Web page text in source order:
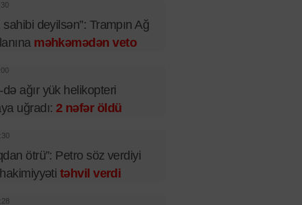
sahibi deyilsən”: Trampın Ağ
məhkəmədən veto
ağır yük helikopteri
uğradı: 2 nəfər öldü
ötrü”: Petro söz verdiyi
təhvil verdi